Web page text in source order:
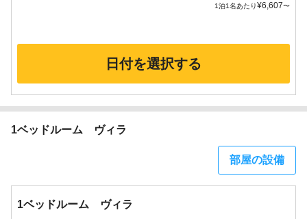
1泊1名あたり¥6,607〜
日付を選択する
1ベッドルーム ヴィラ
部屋の設備
1ベッドルーム ヴィラ